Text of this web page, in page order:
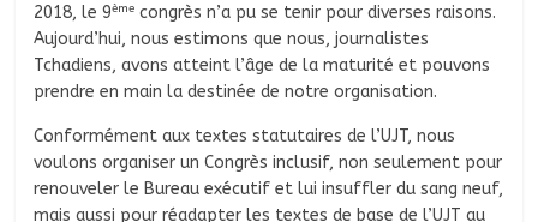
2018, le 9ème congrès n’a pu se tenir pour diverses raisons.
Aujourd’hui, nous estimons que nous, journalistes
Tchadiens, avons atteint l’âge de la maturité et pouvons
prendre en main la destinée de notre organisation.
Conformément aux textes statutaires de l’UJT, nous
voulons organiser un Congrès inclusif, non seulement pour
renouveler le Bureau exécutif et lui insuffler du sang neuf,
mais aussi pour réadapter les textes de base de l’UJT au